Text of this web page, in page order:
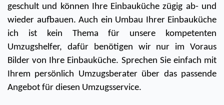
geschult und können Ihre Einbauküche zügig ab- und
wieder aufbauen. Auch ein Umbau Ihrer Einbauküche
ich ist kein Thema für unsere kompetenten
Umzugshelfer, dafür benötigen wir nur im Voraus
Bilder von Ihre Einbauküche. Sprechen Sie einfach mit
Ihrem persönlich Umzugsberater über das passende
Angebot für diesen Umzugsservice.